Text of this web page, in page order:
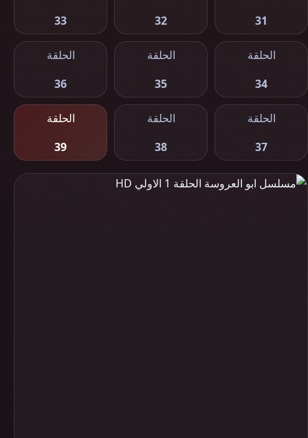
31
32
33
الحلقة
34
الحلقة
35
الحلقة
36
الحلقة
37
الحلقة
38
الحلقة
39